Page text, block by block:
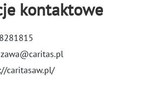
kontaktowe
caritasaw.pl/